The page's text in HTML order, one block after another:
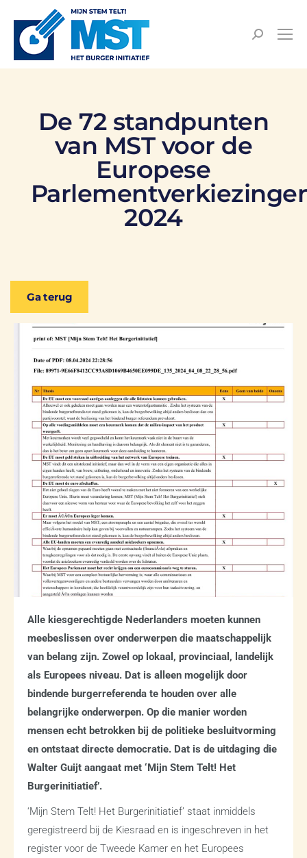
De 72 standpunten
van MST voor de
Europese
2024
Ga terug
Alle kiesgerechtigde Nederlanders moeten kunnen
meebeslissen over onderwerpen die maatschappelijk
van belang zijn. Zowel op lokaal, provinciaal, landelijk
als Europees niveau. Dat is alleen mogelijk door
bindende burgerreferenda te houden over alle
belangrijke onderwerpen. Op die manier worden
mensen echt betrokken bij de politieke besluitvorming
en ontstaat directe democratie. Dat is de uitdaging die
Walter Guijt aangaat met ‘Mijn Stem Telt! Het
Burgerinitiatief’.
‘Mijn Stem Telt! Het Burgerinitiatief’ staat inmiddels
geregistreerd bij de Kiesraad en is ingeschreven in het
register voor de Tweede Kamer en het Europees